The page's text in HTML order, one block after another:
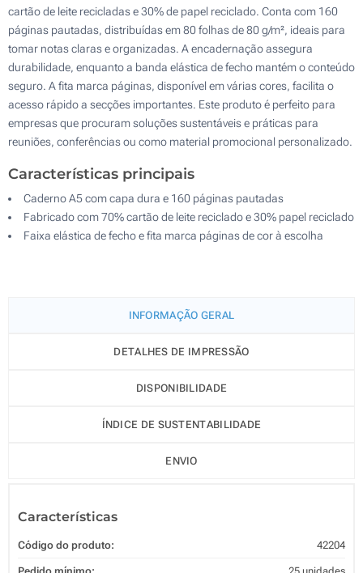
cartão de leite recicladas e 30% de papel reciclado. Conta com 160
páginas pautadas, distribuídas em 80 folhas de 80 g/m², ideais para
tomar notas claras e organizadas. A encadernação assegura
durabilidade, enquanto a banda elástica de fecho mantém o conteúdo
seguro. A fita marca páginas, disponível em várias cores, facilita o
acesso rápido a secções importantes. Este produto é perfeito para
empresas que procuram soluções sustentáveis e práticas para
reuniões, conferências ou como material promocional personalizado.
Características principais
Caderno A5 com capa dura e 160 páginas pautadas
Fabricado com 70% cartão de leite reciclado e 30% papel reciclado
Faixa elástica de fecho e fita marca páginas de cor à escolha
INFORMAÇÃO GERAL
DETALHES DE IMPRESSÃO
DISPONIBILIDADE
ÍNDICE DE SUSTENTABILIDADE
ENVIO
Características
Código do produto: 42204